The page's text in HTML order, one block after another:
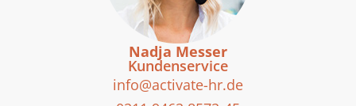
Nadja Messer
Kundenservice
info@activate-hr.de